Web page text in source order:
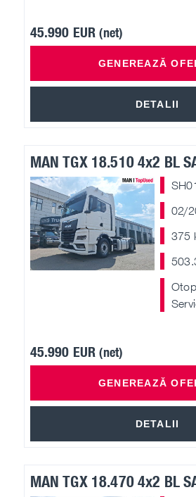
45.990 EUR(net)
GENEREAZĂ
DETALII
MAN TGX 18.510 4x2 BL
02/
375
45.990 EUR(net)
GENEREAZĂ
DETALII
MAN TGX 18.470 4x2 BL